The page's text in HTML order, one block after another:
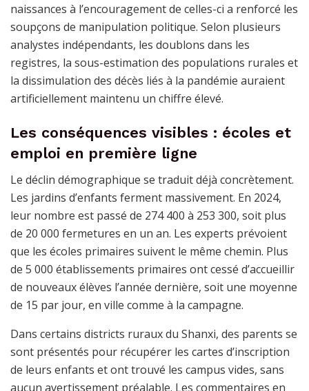
naissances à l’encouragement de celles-ci a renforcé les
soupçons de manipulation politique. Selon plusieurs
analystes indépendants, les doublons dans les
registres, la sous-estimation des populations rurales et
la dissimulation des décès liés à la pandémie auraient
artificiellement maintenu un chiffre élevé.
Les conséquences visibles : écoles et
emploi en première ligne
Le déclin démographique se traduit déjà concrètement.
Les jardins d’enfants ferment massivement. En 2024,
leur nombre est passé de 274 400 à 253 300, soit plus
de 20 000 fermetures en un an. Les experts prévoient
que les écoles primaires suivent le même chemin. Plus
de 5 000 établissements primaires ont cessé d’accueillir
de nouveaux élèves l’année dernière, soit une moyenne
de 15 par jour, en ville comme à la campagne.
Dans certains districts ruraux du Shanxi, des parents se
sont présentés pour récupérer les cartes d’inscription
de leurs enfants et ont trouvé les campus vides, sans
aucun avertissement préalable. Les commentaires en